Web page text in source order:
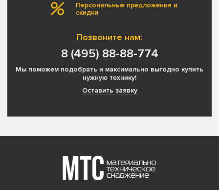
Персональные предложения и
скидки
Позвоните нам:
8 (495) 88-88-774
Мы поможем подобрать и максимально выгодно купить
нужную технику!
Оставить заявку